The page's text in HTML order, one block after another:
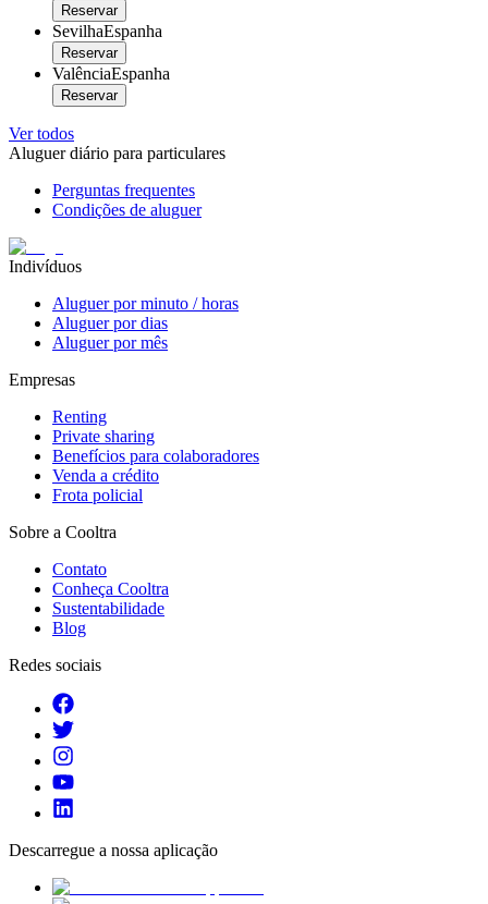
Reservar
SevilhaEspanha
Reservar
ValênciaEspanha
Reservar
Ver todos
Aluguer diário para particulares
Perguntas frequentes
Condições de aluguer
Indivíduos
Aluguer por minuto / horas
Aluguer por dias
Aluguer por mês
Empresas
Renting
Private sharing
Benefícios para colaboradores
Venda a crédito
Frota policial
Sobre a Cooltra
Contato
Conheça Cooltra
Sustentabilidade
Blog
Redes sociais
Descarregue a nossa aplicação